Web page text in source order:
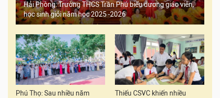
Hải Phòng: Trường THCS Trần Phú biểu dương giáo viên,
học sinh giỏi năm học 2025 -2026
Phú Thọ: Sau nhiều năm
Thiếu CSVC khiến nhiều